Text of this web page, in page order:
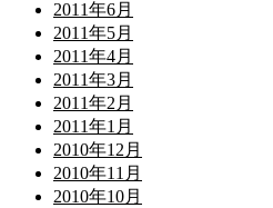
2011年6月
2011年5月
2011年4月
2011年3月
2011年2月
2011年1月
2010年12月
2010年11月
2010年10月